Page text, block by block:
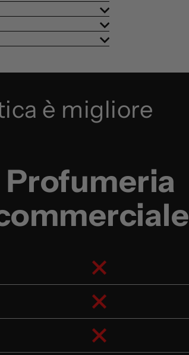
è migliore
Profumeria